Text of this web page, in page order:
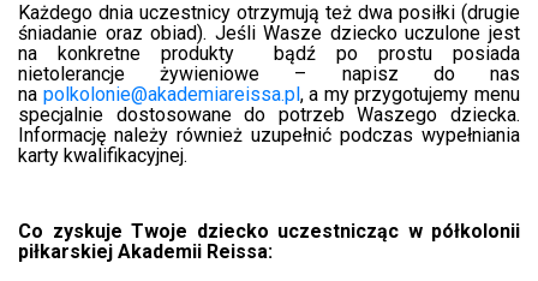
Każdego dnia uczestnicy otrzymują też dwa posiłki (drugie
śniadanie oraz obiad). Jeśli Wasze dziecko uczulone jest
na konkretne produktybądź po prostu posiada
nietolerancje żywieniowe – napisz do nas
na polkolonie@akademiareissa.pl, a my przygotujemy menu
specjalnie dostosowane do potrzeb Waszego dziecka.
Informację należy również uzupełnić podczas wypełniania
karty kwalifikacyjnej.
Co zyskuje Twoje dziecko uczestnicząc w półkolonii
piłkarskiej Akademii Reissa: